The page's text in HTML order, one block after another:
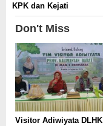
KPK dan Kejati
Don't Miss
Visitor Adiwiyata DLHK